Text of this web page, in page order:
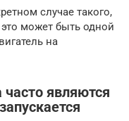
случае такого,
это может быть одной
на
являются